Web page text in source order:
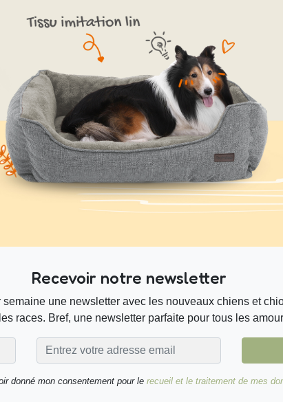
Recevoir notre newsletter
une newsletter avec les nouveaux chiens et
races. Bref, une newsletter parfaite pour tous les
donné mon consentement pour le recueil et le traitement de mes